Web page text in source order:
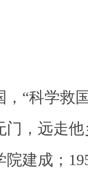
“科学救国
门，远走
建成；